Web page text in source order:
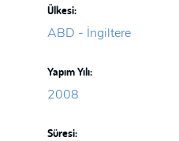
Ülkesi:
ABD - İngiltere
Yapım Yılı:
2008
Süresi: